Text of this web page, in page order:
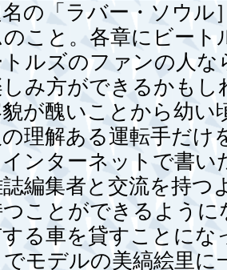
の「ラバー・ソウル
こと。各章にビー
トルズのファンの人
み方ができるかもし
が醜いことから幼い
理解ある運転手だけ
ンターネットで書い
誌編集者と交流を持つ
つことができるよう
る車を貸すことにな
モデルの美縞絵里に